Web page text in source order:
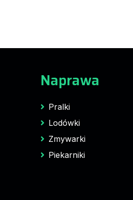
Naprawa
Pralki
Lodówki
Zmywarki
Piekarniki